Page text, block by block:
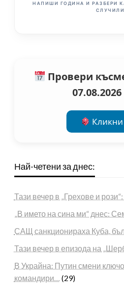
НАПИШИ ГОДИНА И РАЗБЕРИ
СЛУЧИЛИ
Провери
Кликни
Най-четени за днес:
Тази вечер в „Грехове и
„В името на сина ми“ днес:
САЩ санкционираха Куба,
Тази вечер в епизода на
В Украйна: Путин смени
командири… (29)